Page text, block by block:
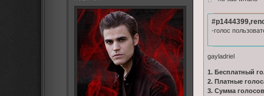
-голос
gayladriel
1. Бесплатный
2. Платные
3. Сумма